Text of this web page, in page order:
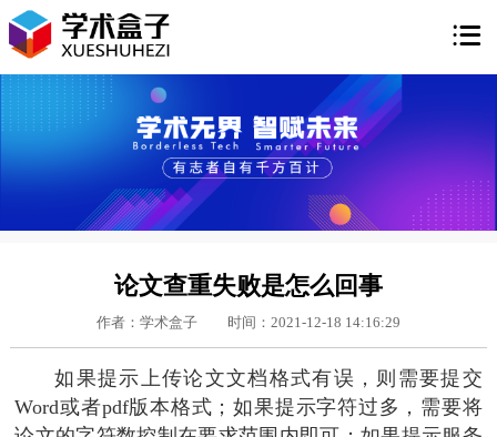

论文查重失败是怎么回事
作者：学术盒子 时间：2021-12-18 14:16:29
如果提示上传论文文档格式有误，则需要提交
Word或者pdf版本格式；如果提示字符过多，需要将